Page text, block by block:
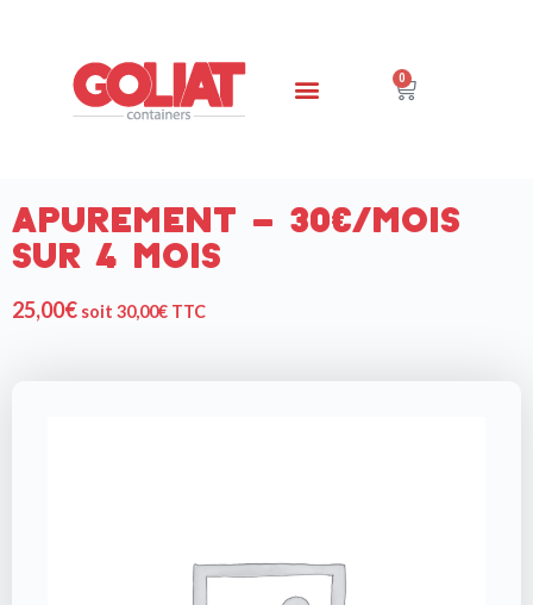
0
Apurement – 30€/mois
sur 4 mois
25,00€ soit 30,00€ TTC